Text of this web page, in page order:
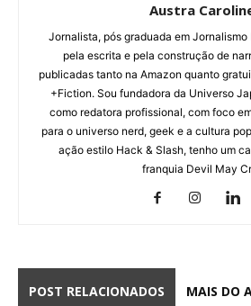
Austra
Jornalista, pós graduada em
pela escrita e pela construção de
publicadas tanto na Amazon quanto
+Fiction. Sou fundadora da Universo
como redatora profissional, com foco
para o universo nerd, geek e a cultura
ação estilo Hack & Slash, tenho um
franquia Devil May
POST RELACIONADOS MAIS DO